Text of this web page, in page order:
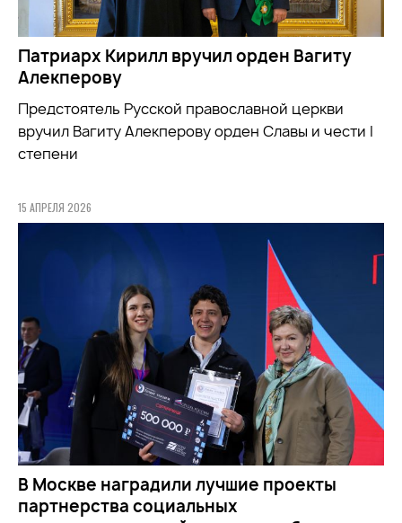
Патриарх Кирилл вручил орден Вагиту
Алекперову
Предстоятель Русской православной церкви
вручил Вагиту Алекперову орден Славы и чести I
степени
15 АПРЕЛЯ 2026
В Москве наградили лучшие проекты
партнерства социальных